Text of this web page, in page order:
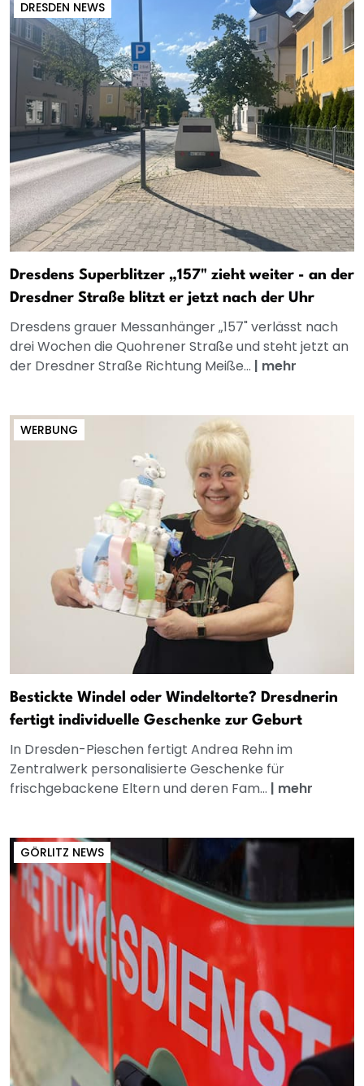
DRESDEN NEWS
Dresdens Superblitzer „157" zieht weiter - an der
Dresdner Straße blitzt er jetzt nach der Uhr
Dresdens grauer Messanhänger „157" verlässt nach
drei Wochen die Quohrener Straße und steht jetzt an
der Dresdner Straße Richtung Meiße... | mehr
WERBUNG
Bestickte Windel oder Windeltorte? Dresdnerin
fertigt individuelle Geschenke zur Geburt
In Dresden-Pieschen fertigt Andrea Rehn im
Zentralwerk personalisierte Geschenke für
frischgebackene Eltern und deren Fam... | mehr
GÖRLITZ NEWS